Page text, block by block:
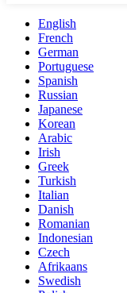
English
French
German
Portuguese
Spanish
Russian
Japanese
Korean
Arabic
Irish
Greek
Turkish
Italian
Danish
Romanian
Indonesian
Czech
Afrikaans
Swedish